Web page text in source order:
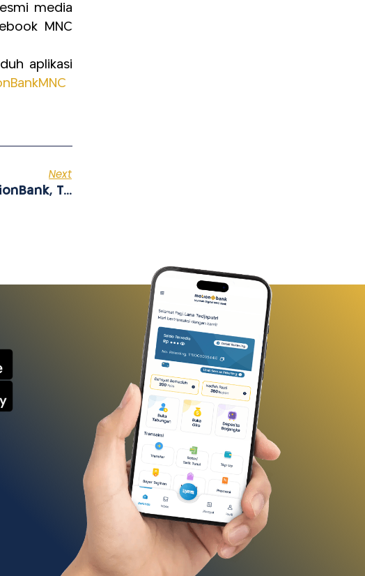
media
MNC
aplikasi
Next
Penasaran Ajuin Kartu Kredit Di MotionBank, Ternyata Segampang Itu!